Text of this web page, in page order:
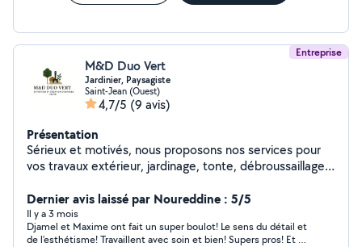
Entreprise
M&D Duo Vert
Jardinier, Paysagiste
Saint-Jean (Ouest)
4,7/5 (9 avis)
Présentation
Sérieux et motivés, nous proposons nos services pour
vos travaux extérieur, jardinage, tonte, débroussaillage,
création et aménagement de jardin, conception de
terrasses et terrassement d'allées etc Nous sommes
disponible rapidement. N'hésitez pas à nous contacter !
Dernier avis laissé par Noureddine : 5/5
Il y a 3 mois
Djamel et Maxime ont fait un super boulot! Le sens du détail et
de l’esthétisme! Travaillent avec soin et bien! Supers pros! Et en